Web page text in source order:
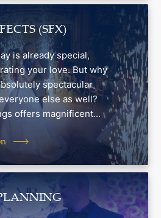
(SFX)
is already special,
your love. But why
spectacular
else as well?
offers magnificent...